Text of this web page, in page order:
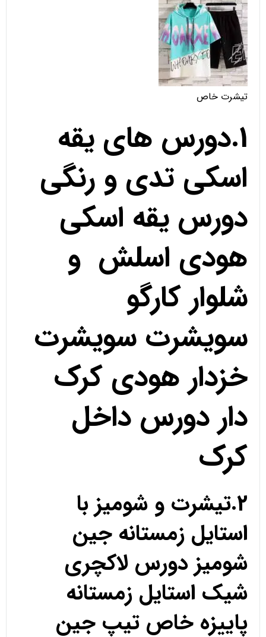
تیشرت خاص
1.دورس های یقه
اسکی تدی و رنگی
دورس یقه اسکی
هودی اسلش و
شلوار کارگو
سویشرت سویشرت
خزدار هودی کرک
دار دورس داخل
کرک
2.تیشرت و شومیز با
استایل زمستانه جین
شومیز دورس لاکچری
شیک استایل زمستانه
پاییزه خاص تیپ جین